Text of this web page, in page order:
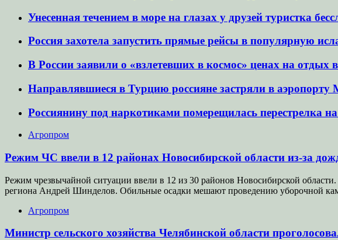
Унесенная течением в море на глазах у друзей туристка
Россия захотела запустить прямые рейсы в популярную
В России заявили о «взлетевших в космос» ценах на отдых
Направлявшиеся в Турцию россияне застряли в аэропорту
Россиянину под наркотиками померещилась перестрелка
Агропром
Режим ЧС ввели в 12 районах Новосибирской области из-за
Режим чрезвычайной ситуации ввели в 12 из 30 районов Новосибирской
региона Андрей Шинделов. Обильные осадки мешают проведению уборочной
Агропром
Министр сельского хозяйства Челябинской области